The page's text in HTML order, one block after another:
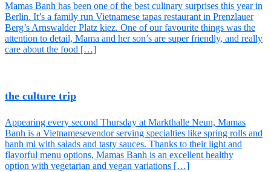
Mamas Banh has been one of the best culinary surprises this year in
Berlin. It’s a family run Vietnamese tapas restaurant in Prenzlauer
Berg’s Arnswalder Platz kiez. One of our favourite things was the
attention to detail, Mama and her son’s are super friendly, and really
care about the food […]
the culture trip
Appearing every second Thursday at Markthalle Neun, Mamas
Banh is a Vietnamesevendor serving specialties like spring rolls and
banh mi with salads and tasty sauces. Thanks to their light and
flavorful menu options, Mamas Banh is an excellent healthy
option with vegetarian and vegan variations […]